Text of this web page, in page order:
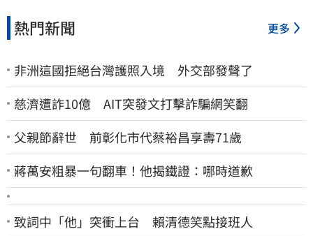
熱門新聞 更多
非洲這國拒絕台灣護照入境 外交部發聲了
慈濟遭詐10億 AIT突發文打擊詐騙網笑翻
父親節辭世 前彰化市代蔡裕昌享壽71歲
蔣萬安粗暴一句翻車！他揭鐵證：哪時道歉
致詞中「他」突衝上台 賴清德笑點接班人